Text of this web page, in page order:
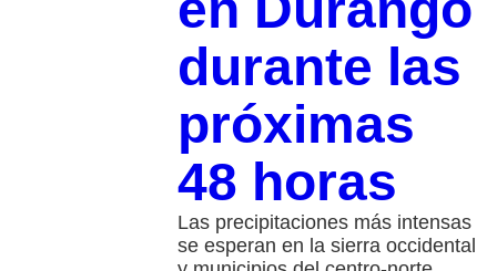
durante las
próximas
48 horas
Las precipitaciones más intensas
se esperan en la sierra occidental